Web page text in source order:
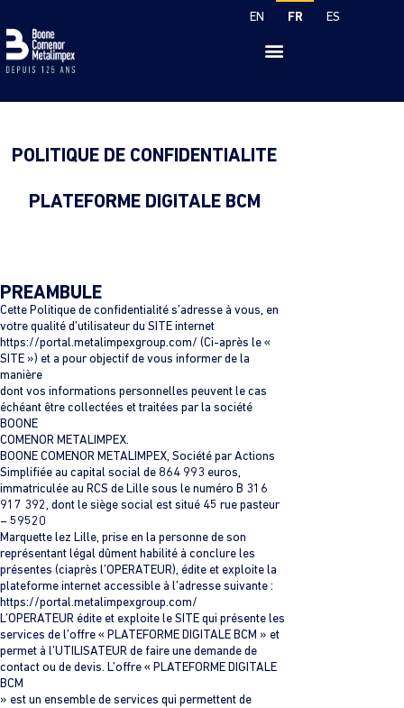
EN FR ES
POLITIQUE DE CONFIDENTIALITE
PLATEFORME DIGITALE BCM
PREAMBULE
Cette Politique de confidentialité s’adresse à vous, en
votre qualité d’utilisateur du SITE internet
https://portal.metalimpexgroup.com/ (Ci-après le «
SITE ») et a pour objectif de vous informer de la
manière
dont vos informations personnelles peuvent le cas
échéant être collectées et traitées par la société
BOONE
COMENOR METALIMPEX.
BOONE COMENOR METALIMPEX, Société par Actions
Simplifiée au capital social de 864 993 euros,
immatriculée au RCS de Lille sous le numéro B 316
917 392, dont le siège social est situé 45 rue pasteur
– 59520
Marquette lez Lille, prise en la personne de son
représentant légal dûment habilité à conclure les
présentes (ciaprès l’OPERATEUR), édite et exploite la
plateforme internet accessible à l’adresse suivante :
https://portal.metalimpexgroup.com/
L’OPERATEUR édite et exploite le SITE qui présente les
services de l’offre « PLATEFORME DIGITALE BCM » et
permet à l’UTILISATEUR de faire une demande de
contact ou de devis. L’offre « PLATEFORME DIGITALE
BCM
» est un ensemble de services qui permettent de